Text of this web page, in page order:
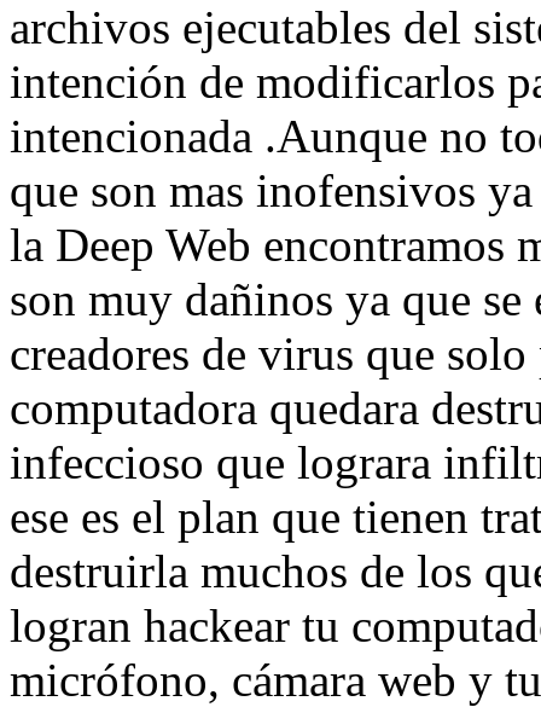
archivos ejecutables del
intención de modificarlos
intencionada .Aunque no
que son mas inofensivos
la Deep Web encontramos
son muy dañinos ya que
creadores de virus que
computadora quedara
infeccioso que lograra
ese es el plan que tienen
destruirla muchos de los
logran hackear tu
micrófono, cámara web y